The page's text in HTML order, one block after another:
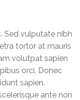
Sed vulputate nibh
tortor at mauris
volutpat sapien
orci. Donec
sapien.
ante non